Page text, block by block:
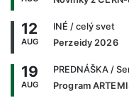
12
AUG
INÉ / celý svet
Perzeidy 2026
19
AUG
PREDNÁŠKA /
Program